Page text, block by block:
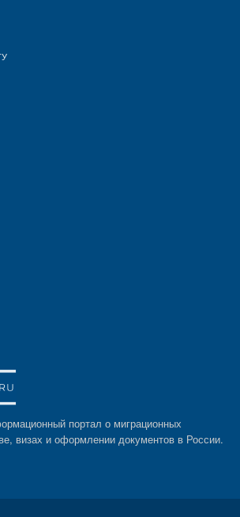
портал о миграционных
визах и оформлении документов в России.